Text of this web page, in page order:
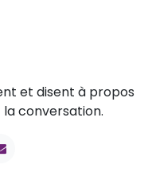
et disent à propos
conversation.